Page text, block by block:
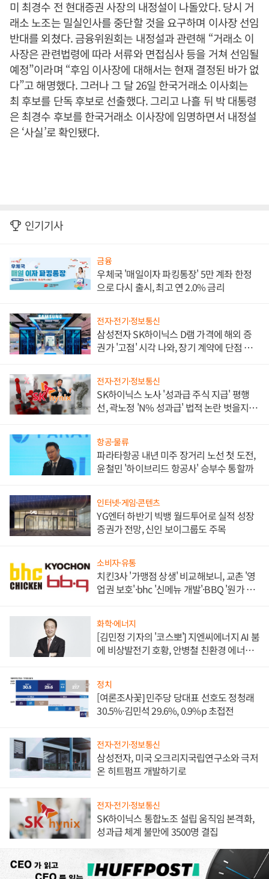
미 최경수 전 현대증권 사장의 내정설이 나돌았다. 당시 거
래소 노조는 밀실인사를 중단할 것을 요구하며 이사장 선임
반대를 외쳤다. 금융위원회는 내정설과 관련해 “거래소 이
사장은 관련법령에 따라 서류와 면접심사 등을 거쳐 선임될
예정”이라며 “후임 이사장에 대해서는 현재 결정된 바가 없
다”고 해명했다. 그러나 그 달 26일 한국거래소 이사회는
최 후보를 단독 후보로 선출했다. 그리고 나흘 뒤 박 대통령
은 최경수 후보를 한국거래소 이사장에 임명하면서 내정설
은 ‘사실’로 확인됐다.
인기기사
금융
우체국 '매일이자 파킹통장' 5만 계좌 한정
으로 다시 출시, 최고 연 2.0% 금리
전자·전기·정보통신
삼성전자 SK하이닉스 D램 가격에 해외 증
권가 '고점' 시각 나와, 장기 계약에 단점 부
전자·전기·정보통신
SK하이닉스 노사 '성과급 주식 지급' 평행
선, 곽노정 'N% 성과급' 법적 논란 벗을지 주
항공·물류
파라타항공 내년 미주 장거리 노선 첫 도전,
윤철민 '하이브리드 항공사' 승부수 통할까
인터넷·게임·콘텐츠
YG엔터 하반기 빅뱅 월드투어로 실적 성장
증권가 전망, 신인 보이그룹도 주목
소비자·유통
치킨3사 '가맹점 상생' 비교해보니, 교촌 '영
업권 보호'·bhc '신메뉴 개발'·BBQ '원가 부
화학·에너지
[김민정 기자의 '코스뽀'] 지엔씨에너지 AI 붐
에 비상발전기 호황, 안병철 친환경 에너지
정치
[여론조사꽃] 민주당 당대표 선호도 정청래
30.5%·김민석 29.6%, 0.9%p 초접전
전자·전기·정보통신
삼성전자, 미국 오크리지국립연구소와 극저
온 히트펌프 개발하기로
전자·전기·정보통신
SK하이닉스 통합노조 설립 움직임 본격화,
성과급 체계 불만에 3500명 결집